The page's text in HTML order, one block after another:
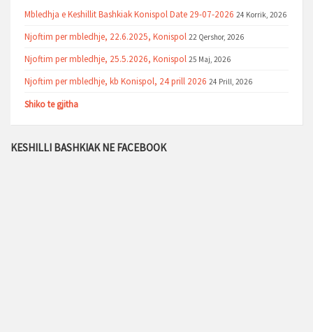
Mbledhja e Keshillit Bashkiak Konispol Date 29-07-2026 24 Korrik, 2026
Njoftim per mbledhje, 22.6.2025, Konispol 22 Qershor, 2026
Njoftim per mbledhje, 25.5.2026, Konispol 25 Maj, 2026
Njoftim per mbledhje, kb Konispol, 24 prill 2026 24 Prill, 2026
Shiko te gjitha
KESHILLI BASHKIAK NE FACEBOOK